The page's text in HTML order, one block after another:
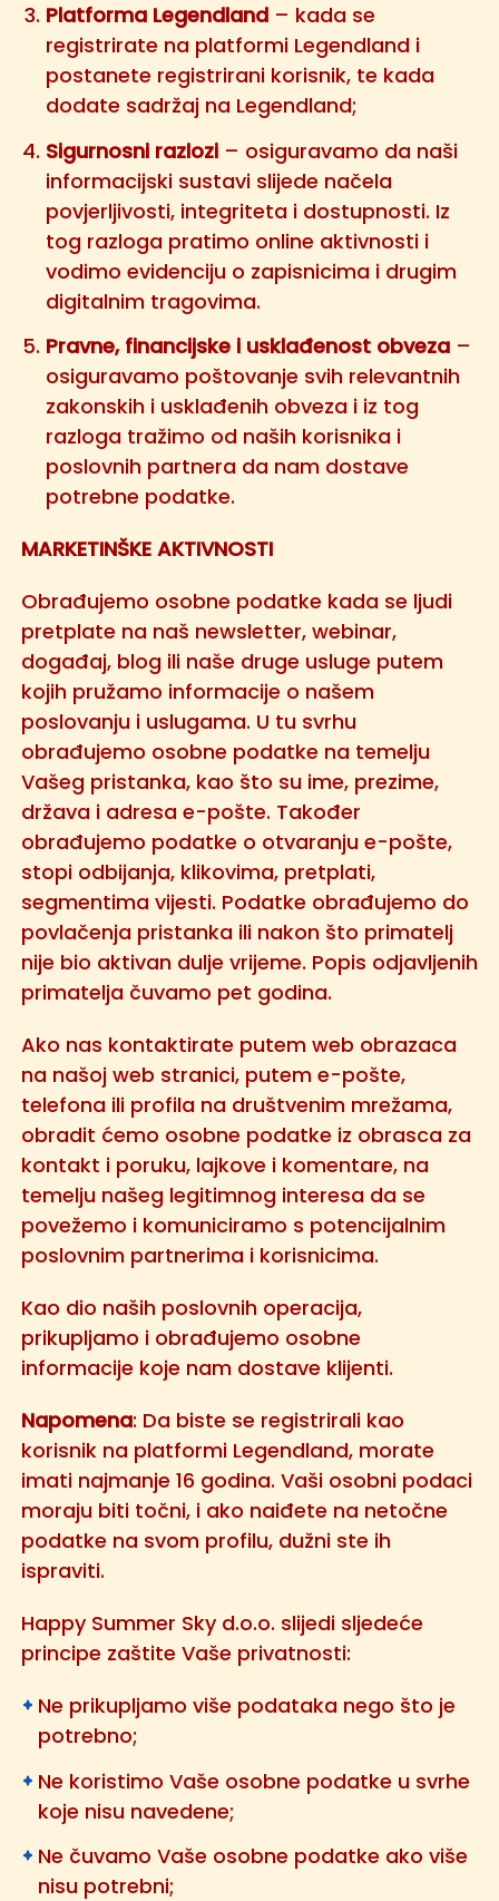
Platforma Legendland– kada se
registrirate na platformi Legendland i
postanete registrirani korisnik, te kada
dodate sadržaj na Legendland;
Sigurnosni razlozi– osiguravamo da naši
informacijski sustavi slijede načela
povjerljivosti, integriteta i dostupnosti. Iz
tog razloga pratimo online aktivnosti i
vodimo evidenciju o zapisnicima i drugim
digitalnim tragovima.
Pravne, financijske i usklađenost obveza –
osiguravamo poštovanje svih relevantnih
zakonskih i usklađenih obveza i iz tog
razloga tražimo od naših korisnika i
poslovnih partnera da nam dostave
potrebne podatke.
MARKETINŠKE AKTIVNOSTI
Obrađujemo osobne podatke kada se ljudi
pretplate na naš newsletter, webinar,
događaj, blog ili naše druge usluge putem
kojih pružamo informacije o našem
poslovanju i uslugama. U tu svrhu
obrađujemo osobne podatke na temelju
Vašeg pristanka, kao što su ime, prezime,
država i adresa e-pošte. Također
obrađujemo podatke o otvaranju e-pošte,
stopi odbijanja, klikovima, pretplati,
segmentima vijesti. Podatke obrađujemo do
povlačenja pristanka ili nakon što primatelj
nije bio aktivan dulje vrijeme. Popis odjavljenih
primatelja čuvamo pet godina.
Ako nas kontaktirate putem web obrazaca
na našoj web stranici, putem e-pošte,
telefona ili profila na društvenim mrežama,
obradit ćemo osobne podatke iz obrasca za
kontakt i poruku, lajkove i komentare, na
temelju našeg legitimnog interesa da se
povežemo i komuniciramo s potencijalnim
poslovnim partnerima i korisnicima.
Kao dio naših poslovnih operacija,
prikupljamo i obrađujemo osobne
informacije koje nam dostave klijenti.
Napomena: Da biste se registrirali kao
korisnik na platformi Legendland, morate
imati najmanje 16 godina. Vaši osobni podaci
moraju biti točni, i ako naiđete na netočne
podatke na svom profilu, dužni ste ih
ispraviti.
Happy Summer Sky d.o.o. slijedi sljedeće
principe zaštite Vaše privatnosti:
Ne prikupljamo više podataka nego što je
potrebno;
Ne koristimo Vaše osobne podatke u svrhe
koje nisu navedene;
Ne čuvamo Vaše osobne podatke ako više
nisu potrebni;